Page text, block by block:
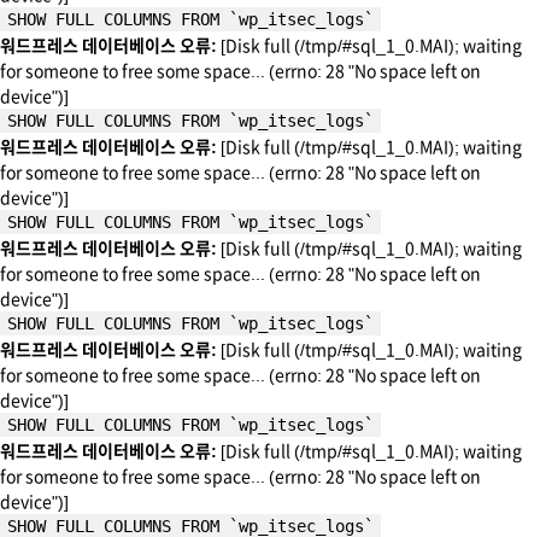
SHOW FULL COLUMNS FROM `wp_itsec_logs`
워드프레스 데이터베이스 오류: [Disk full (/tmp/#sql_1_0.MAI); waiting
for someone to free some space... (errno: 28 "No space left on
device")]
SHOW FULL COLUMNS FROM `wp_itsec_logs`
워드프레스 데이터베이스 오류: [Disk full (/tmp/#sql_1_0.MAI); waiting
for someone to free some space... (errno: 28 "No space left on
device")]
SHOW FULL COLUMNS FROM `wp_itsec_logs`
워드프레스 데이터베이스 오류: [Disk full (/tmp/#sql_1_0.MAI); waiting
for someone to free some space... (errno: 28 "No space left on
device")]
SHOW FULL COLUMNS FROM `wp_itsec_logs`
워드프레스 데이터베이스 오류: [Disk full (/tmp/#sql_1_0.MAI); waiting
for someone to free some space... (errno: 28 "No space left on
device")]
SHOW FULL COLUMNS FROM `wp_itsec_logs`
워드프레스 데이터베이스 오류: [Disk full (/tmp/#sql_1_0.MAI); waiting
for someone to free some space... (errno: 28 "No space left on
device")]
SHOW FULL COLUMNS FROM `wp_itsec_logs`